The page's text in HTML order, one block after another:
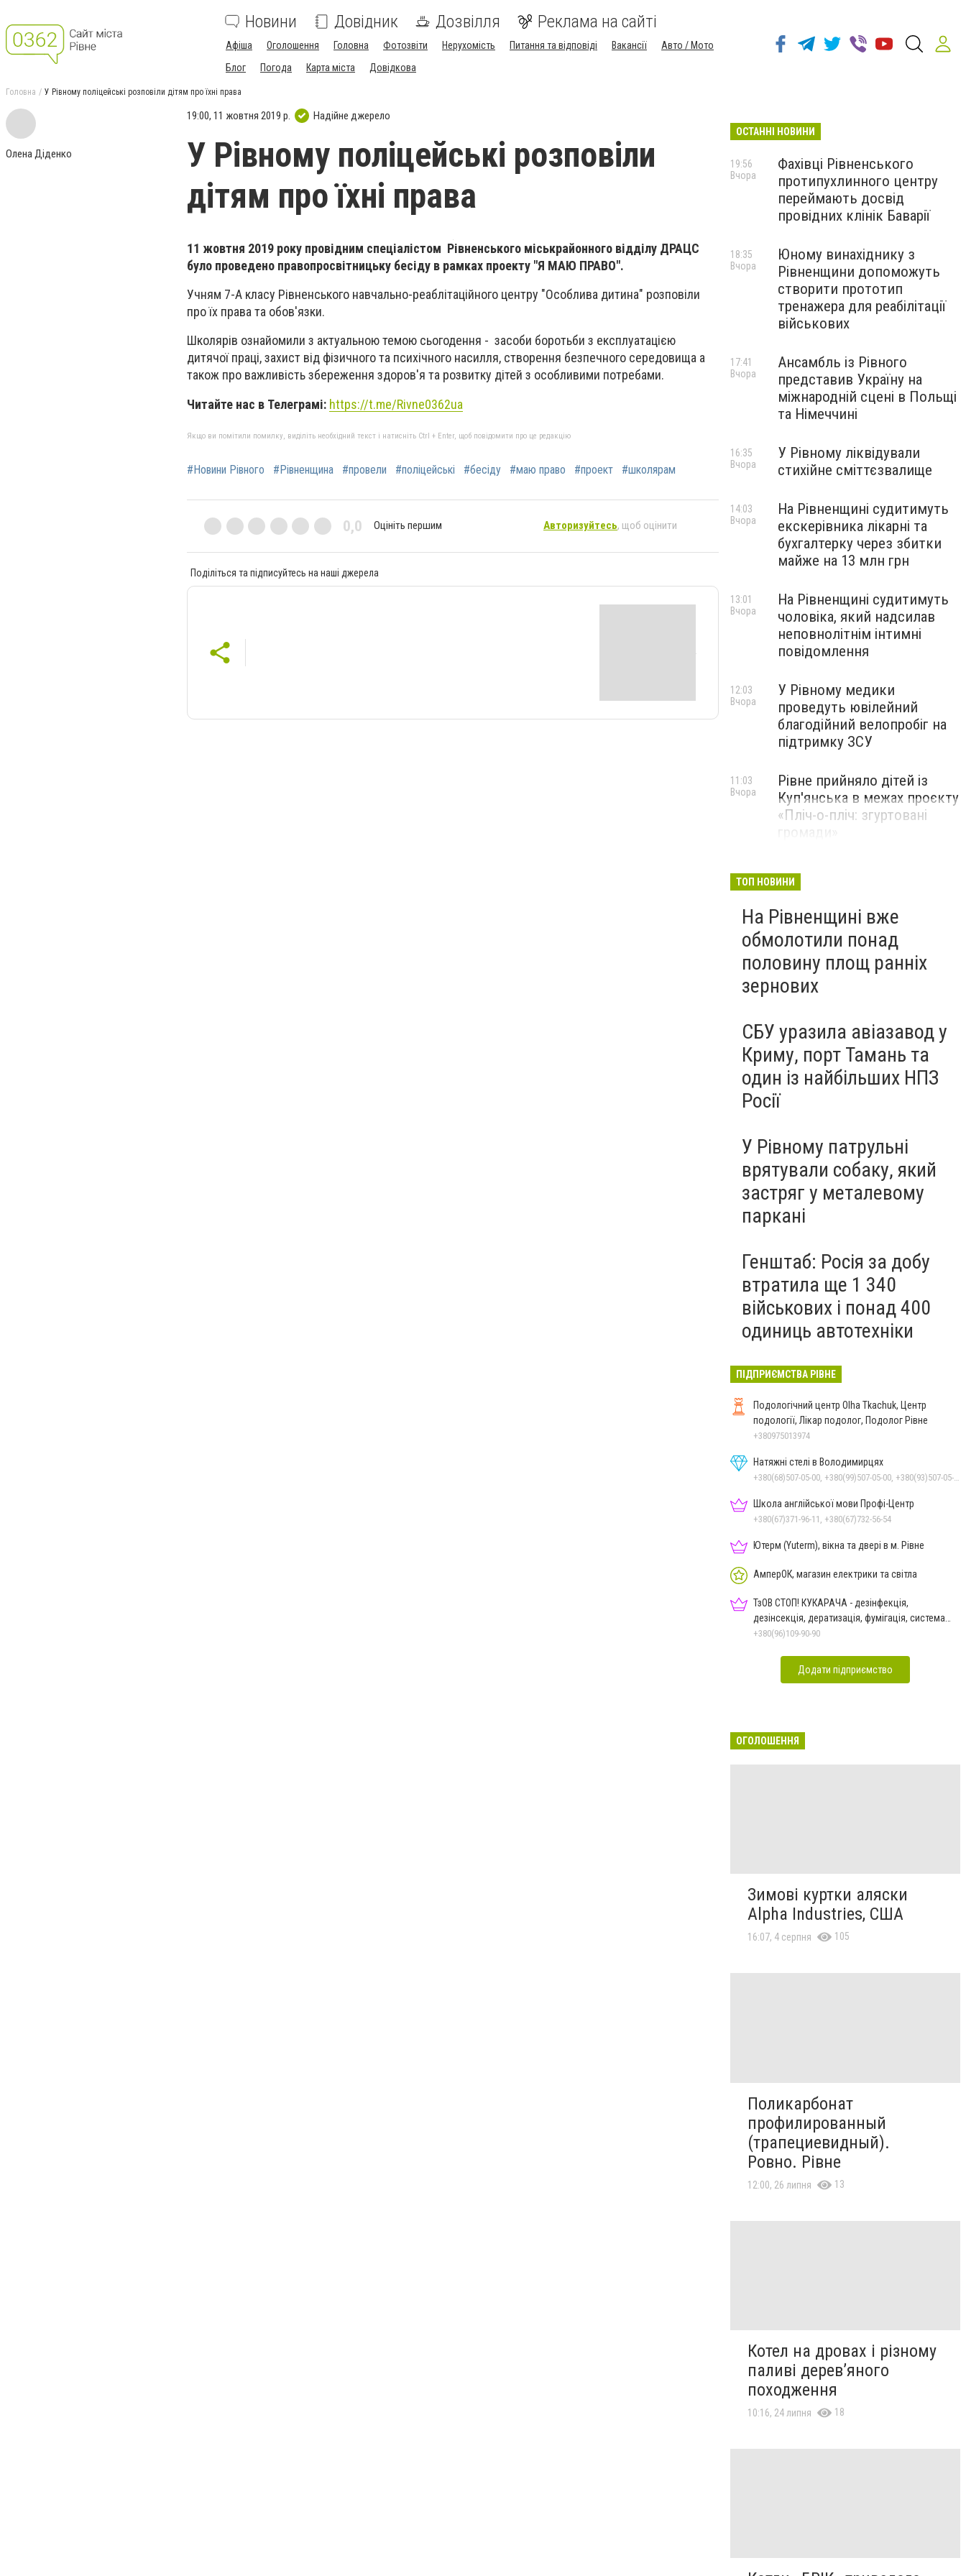
Новини Довідник Дозвілля Реклама на сайті
Афіша Оголошення Головна Фотозвіти Нерухомість Питання та відповіді Вакансії
Авто / Мото
Блог
Погода Карта міста Довідкова
Головна У Рівному поліцейські розповіли дітям про їхні права
Олена Діденко
19:00, 11 жовтня 2019 р. Надійне джерело
У Рівному поліцейські розповіли
дітям про їхні права
11 жовтня 2019 року провідним спеціалістом Рівненського міськрайонного відділу ДРАЦС
було проведено правопросвітницьку бесіду в рамках проекту "Я МАЮ ПРАВО".
Учням 7-А класу Рівненського навчально-реаблітаційного центру "Особлива дитина" розповіли
про їх права та обов'язки.
Школярів ознайомили з актуальною темою сьогодення - засоби боротьби з експлуатацією
дитячої праці, захист від фізичного та психічного насилля, створення безпечного середовища а
також про важливість збереження здоров'я та розвитку дітей з особливими потребами.
Читайте нас в Телеграмі: https://t.me/Rivne0362ua
Якщо ви помітили помилку, виділіть необхідний текст і натисніть Ctrl + Enter, щоб повідомити про це редакцію
#Новини Рівного #Рівненщина #провели #поліцейські #бесіду #маю право #проект #школярам
0,0 Оцініть першим Авторизуйтесь, щоб оцінити
Поділіться та підписуйтесь на наші джерела
ОСТАННІ НОВИНИ
Фахівці Рівненського
протипухлинного центру
переймають досвід
провідних клінік Баварії
19:56
Вчора
Юному винахіднику з
Рівненщини допоможуть
створити прототип
тренажера для реабілітації
військових
18:35
Вчора
Ансамбль із Рівного
представив Україну на
міжнародній сцені в Польщі
та Німеччині
17:41
Вчора
У Рівному ліквідували
стихійне сміттєзвалище
16:35
Вчора
На Рівненщині судитимуть
екскерівника лікарні та
бухгалтерку через збитки
майже на 13 млн грн
14:03
Вчора
На Рівненщині судитимуть
чоловіка, який надсилав
неповнолітнім інтимні
повідомлення
13:01
Вчора
У Рівному медики
проведуть ювілейний
благодійний велопробіг на
підтримку ЗСУ
12:03
Вчора
Рівне прийняло дітей із
Куп'янська в межах проєкту
«Пліч-о-пліч: згуртовані
11:03
Вчора
ТОП НОВИНИ
На Рівненщині вже
обмолотили понад
половину площ ранніх
зернових
СБУ уразила авіазавод у
Криму, порт Тамань та
один із найбільших НПЗ
Росії
У Рівному патрульні
врятували собаку, який
застряг у металевому
паркані
Генштаб: Росія за добу
втратила ще 1 340
військових і понад 400
одиниць автотехніки
ПІДПРИЄМСТВА РІВНЕ
Подологічний центр Olha Tkachuk, Центр
подології, Лікар подолог, Подолог Рівне
+380975013974
Натяжні стелі в Володимирцях
+380(68)507-05-00, +380(99)507-05-00, +380(93)507-05-00
Школа англійської мови Профі-Центр
+380(67)371-96-11, +380(67)732-56-54
Ютерм (Yuterm), вікна та двері в м. Рівне
АмперОК, магазин електрики та світла
ТзОВ СТОП! КУКАРАЧА - дезінфекція,
дезінсекція, дератизація, фумігація, система
HACCP
+380(96)109-90-90
Додати підприємство
ОГОЛОШЕННЯ
Зимові куртки аляски
Alpha Industries, США
16:07, 4 серпня 105
Поликарбонат
профилированный
(трапециевидный).
Ровно. Рівне
12:00, 26 липня 13
Котел на дровах і різному
паливі дерев’яного
походження
10:16, 24 липня 18